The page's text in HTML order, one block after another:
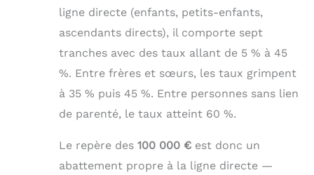
ligne directe (enfants, petits-enfants,
ascendants directs), il comporte sept
tranches avec des taux allant de 5 % à 45
%. Entre frères et sœurs, les taux grimpent
à 35 % puis 45 %. Entre personnes sans lien
de parenté, le taux atteint 60 %.
Le repère des 100 000 € est donc un
abattement propre à la ligne directe —